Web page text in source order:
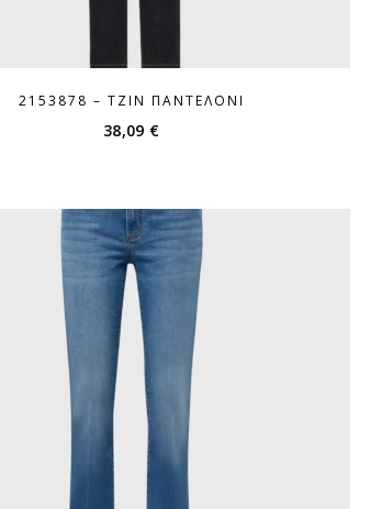
2153878 – ΤΖΙΝ ΠΑΝΤΕΛΌΝΙ
38,09 €